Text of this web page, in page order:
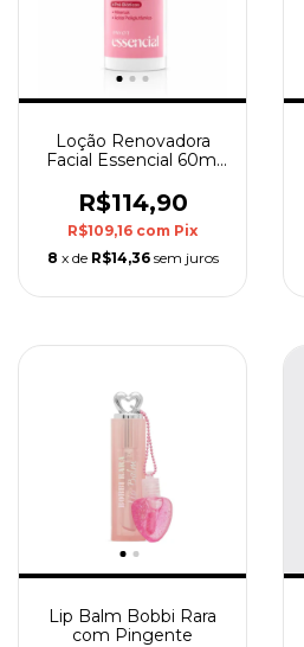
Loção Renovadora
Facial Essencial 60ml
R$114,90
R$109,16 com Pix
8 x de R$14,36 sem juros
Lip Balm Bobbi Rara
com Pingente